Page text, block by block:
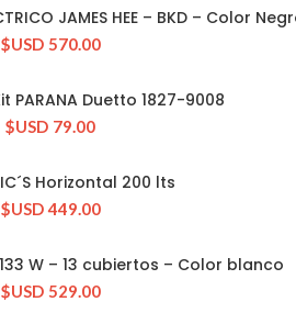
STOCK
JAMES HEE – BKD – Color
$USD 570.00
STOCK
PARANA Duetto 1827-9008
$USD 79.00
STOCK
Horizontal 200 lts
$USD 449.00
STOCK
W – 13 cubiertos – Color blanco
$USD 529.00